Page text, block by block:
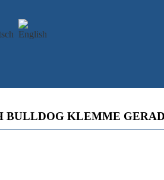
BULLDOG KLEMME